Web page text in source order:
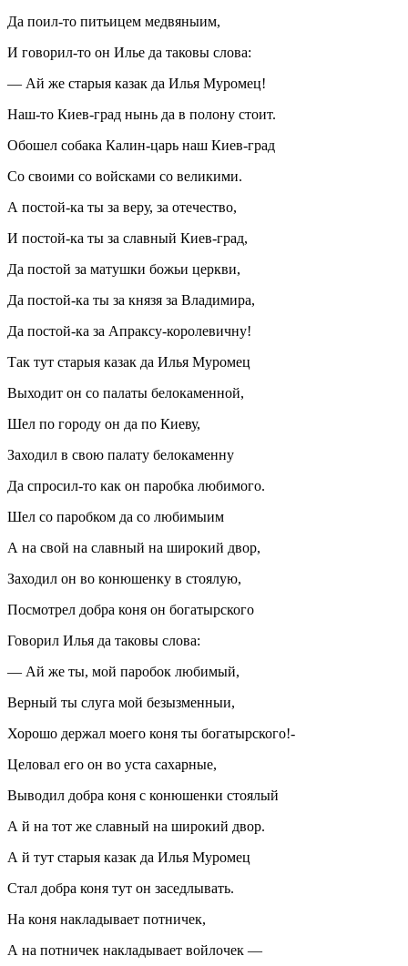
Да поил-то питьицем медвяныим,
И говорил-то он Илье да таковы слова:
— Ай же старыя казак да Илья Муромец!
Наш-то Киев-град нынь да в полону стоит.
Обошел собака Калин-царь наш Киев-град
Со своими со войсками со великими.
А постой-ка ты за веру, за отечество,
И постой-ка ты за славный Киев-град,
Да постой за матушки божьи церкви,
Да постой-ка ты за князя за Владимира,
Да постой-ка за Апраксу-королевичну!
Так тут старыя казак да Илья Муромец
Выходит он со палаты белокаменной,
Шел по городу он да по Киеву,
Заходил в свою палату белокаменну
Да спросил-то как он паробка любимого.
Шел со паробком да со любимыим
А на свой на славный на широкий двор,
Заходил он во конюшенку в стоялую,
Посмотрел добра коня он богатырского
Говорил Илья да таковы слова:
— Ай же ты, мой паробок любимый,
Верный ты слуга мой безызменныи,
Хорошо держал моего коня ты богатырского!-
Целовал его он во уста сахарные,
Выводил добра коня с конюшенки стоялый
А й на тот же славный на широкий двор.
А й тут старыя казак да Илья Муромец
Стал добра коня тут он заседлывать.
На коня накладывает потничек,
А на потничек накладывает войлочек —